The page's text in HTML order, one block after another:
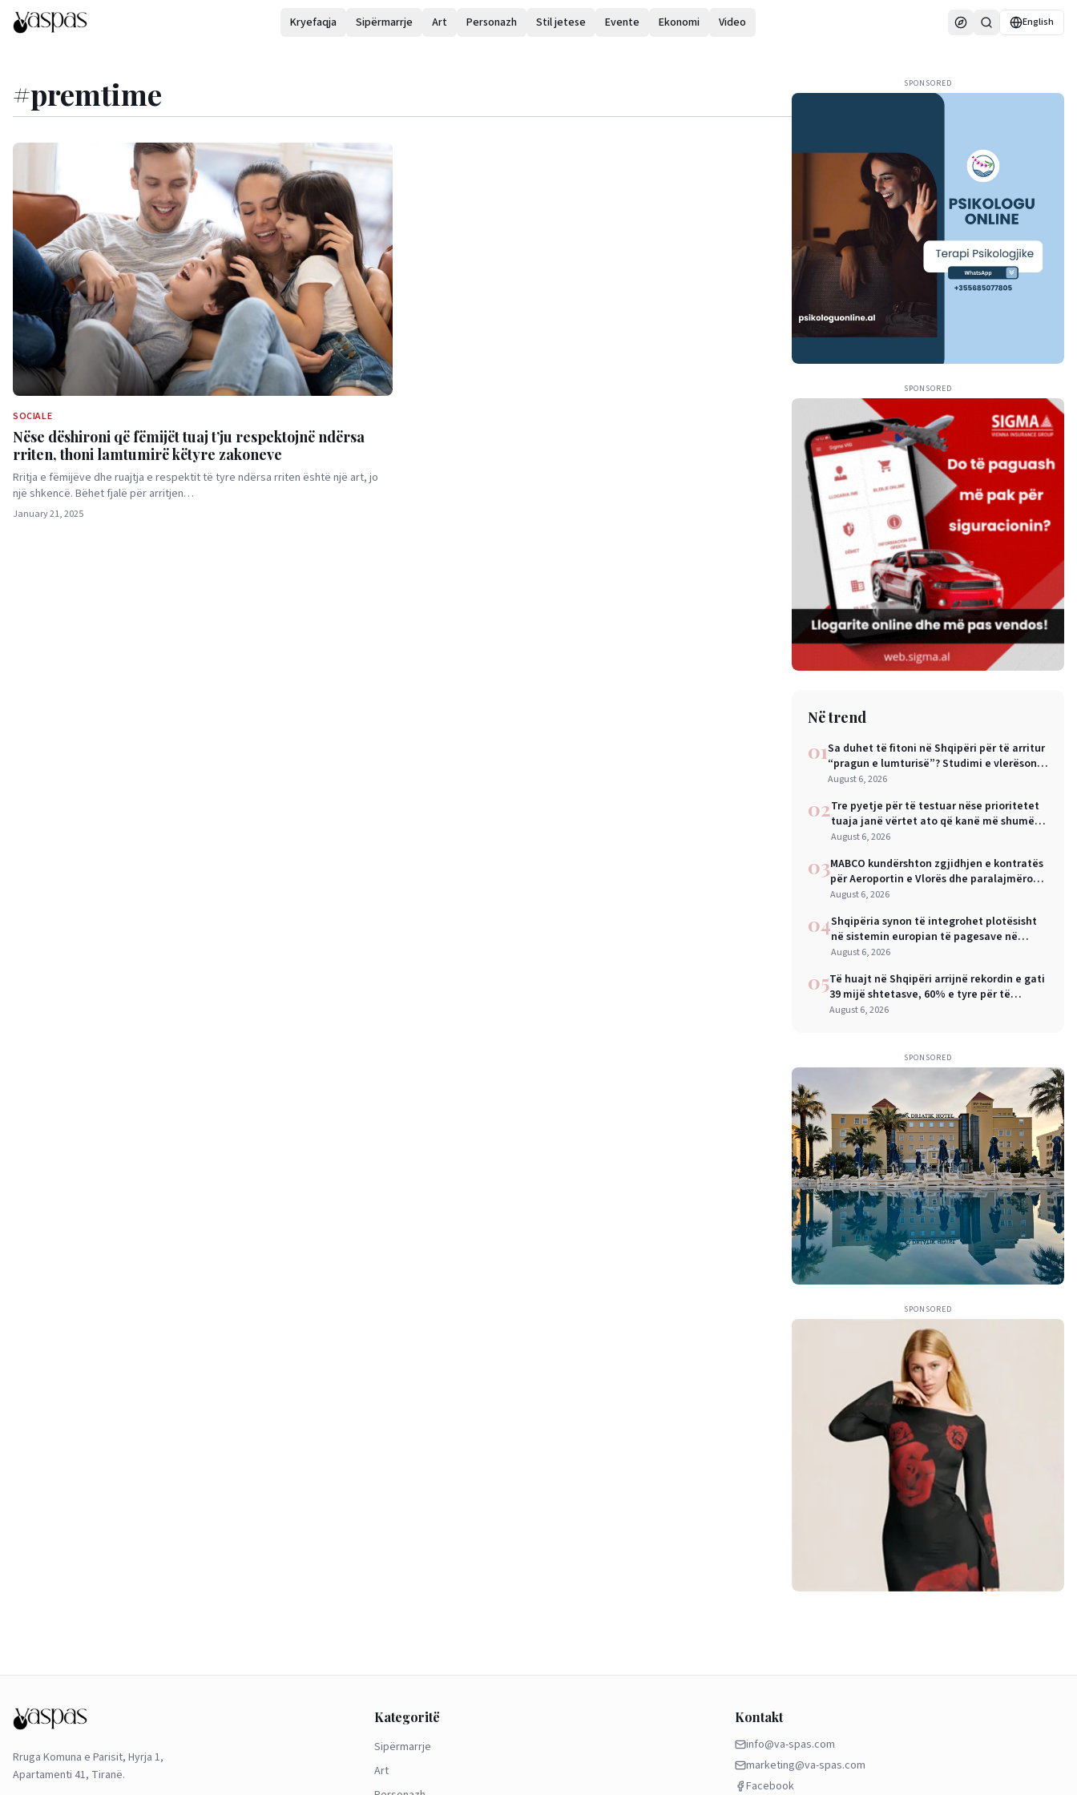
Kryefaqja Sipërmarrje Art Personazh Stil jetese Evente Ekonomi Video English
#premtime
SOCIALE
Nëse dëshironi që fëmijët tuaj t’ju respektojnë ndërsa
rriten, thoni lamtumirë këtyre zakoneve
Rritja e fëmijëve dhe ruajtja e respektit të tyre ndërsa rriten është një art, jo
një shkencë. Bëhet fjalë për arritjen…
January 21, 2025
SPONSORED
SPONSORED
Në trend
01Sa duhet të fitoni në Shqipëri për të arritur
“pragun e lumturisë”? Studimi e vlerëson
në 28 mijë dollarë në vit
August 6, 2026
02Tre pyetje për të testuar nëse prioritetet
tuaja janë vërtet ato që kanë më shumë
rëndësi
August 6, 2026
03MABCO kundërshton zgjidhjen e kontratës
për Aeroportin e Vlorës dhe paralajmëron
arbitrazh ndërkombëtar
August 6, 2026
04Shqipëria synon të integrohet plotësisht
në sistemin europian të pagesave në
nëntor, Sejko: Kursime të mëdha për
August 6, 2026
05Të huajt në Shqipëri arrijnë rekordin e gati
39 mijë shtetasve, 60% e tyre për të
punuar
August 6, 2026
SPONSORED
SPONSORED
Rruga Komuna e Parisit, Hyrja 1,
Apartamenti 41, Tiranë.
Kategoritë
Sipërmarrje
Art
Kontakt
info@va-spas.com
marketing@va-spas.com
Facebook